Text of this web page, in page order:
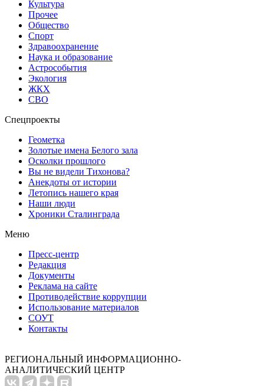
Культура
Прочее
Общество
Спорт
Здравоохранение
Наука и образование
Астрособытия
Экология
ЖКХ
СВО
Спецпроекты
Геометка
Золотые имена Белого зала
Осколки прошлого
Вы не видели Тихонова?
Анекдоты от истории
Летопись нашего края
Наши люди
Хроники Сталинграда
Меню
Пресс-центр
Редакция
Документы
Реклама на сайте
Противодействие коррупции
Использование материалов
СОУТ
Контакты
РЕГИОНАЛЬНЫЙ ИНФОРМАЦИОННО-
АНАЛИТИЧЕСКИЙ ЦЕНТР